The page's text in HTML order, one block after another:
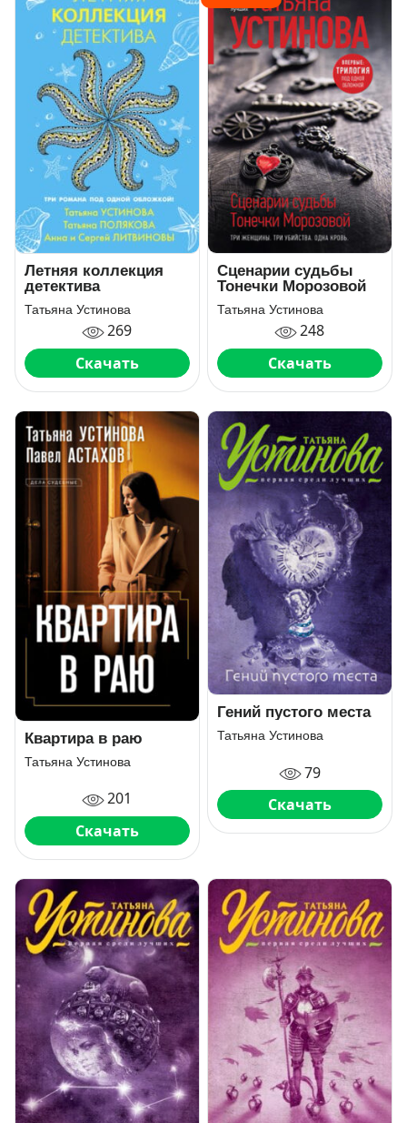
Летняя коллекция
детектива
Татьяна Устинова
269
Скачать
Сценарии судьбы
Тонечки Морозовой
Татьяна Устинова
248
Скачать
Квартира в раю
Татьяна Устинова
201
Скачать
Гений пустого места
Татьяна Устинова
79
Скачать